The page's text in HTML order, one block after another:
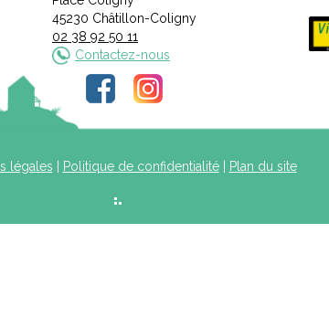
45230 Châtillon-Coligny
02 38 92 50 11
Contactez-nous
légales Politique de confidentialité| Plan du site